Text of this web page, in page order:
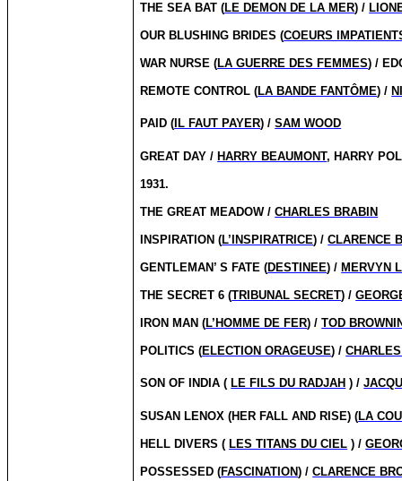
THE SEA BAT (LE DEMON DE LA MER) /
OUR BLUSHING BRIDES (COEURS
WAR NURSE (LA GUERRE DES FEMMES) /
REMOTE CONTROL (LA BANDE FANTÔME) /
PAID ( IL FAUT PAYER) /SAM WOOD
GREAT DAY / HARRY BEAUMONT, HARRY
1931.
THE GREAT MEADOW /CHARLES BRABIN
INSPIRATION (L’INSPIRATRICE) /CLARENCE
GENTLEMAN’ S FATE (DESTINEE) / MERVYN
THE SECRET 6 (TRIBUNAL SECRET) /
IRON MAN (L’HOMME DE FER) /TOD
POLITICS (ELECTION ORAGEUSE) /
SON OF INDIA ( LE FILS DU RADJAH ) /
SUSAN LENOX (HER FALL AND RISE) (LA
HELL DIVERS ( LES TITANS DU CIEL ) /
POSSESSED (FASCINATION) /CLARENCE